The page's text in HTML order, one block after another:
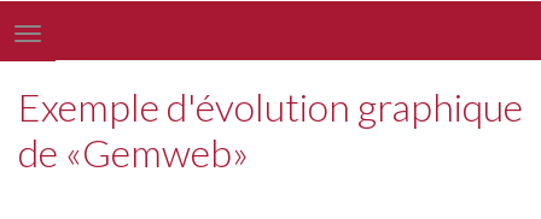
Toggle
navigation
Exemple d'évolution graphique
de «Gemweb»